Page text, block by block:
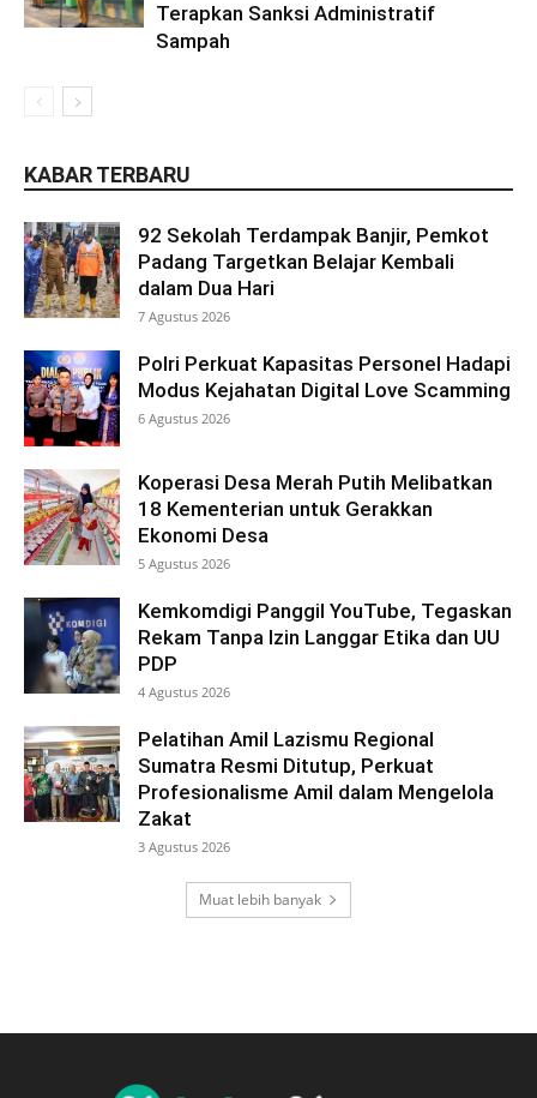
Terapkan Sanksi Administratif
Sampah
KABAR TERBARU
92 Sekolah Terdampak Banjir, Pemkot
Padang Targetkan Belajar Kembali
dalam Dua Hari
7 Agustus 2026
Polri Perkuat Kapasitas Personel Hadapi
Modus Kejahatan Digital Love Scamming
6 Agustus 2026
Koperasi Desa Merah Putih Melibatkan
18 Kementerian untuk Gerakkan
Ekonomi Desa
5 Agustus 2026
Kemkomdigi Panggil YouTube, Tegaskan
Rekam Tanpa Izin Langgar Etika dan UU
PDP
4 Agustus 2026
Pelatihan Amil Lazismu Regional
Sumatra Resmi Ditutup, Perkuat
Profesionalisme Amil dalam Mengelola
Zakat
3 Agustus 2026
Muat lebih banyak